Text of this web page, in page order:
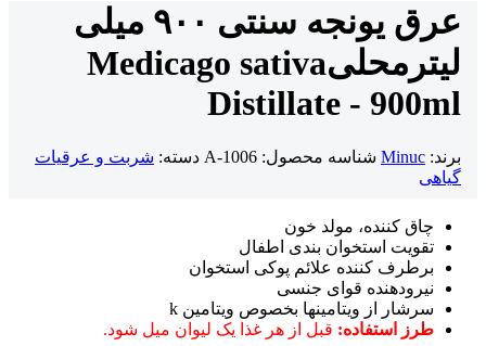
عرق یونجه سنتی ۹۰۰ میلی
لیتر محلیMedicago sativa
Distillate - 900ml
برند: Minuc شناسه محصول: A-1006 دسته: شربت و عرقیات
گیاهی
چاق کننده، مولد خون
تقویت استخوان بندی اطفال
برطرف کننده علائم پوکی استخوان
نیرودهنده قوای جنسی
سرشار از ویتامینها بخصوص ویتامین k
طرز استفاده: قبل از هر غذا یک لیوان میل شود.